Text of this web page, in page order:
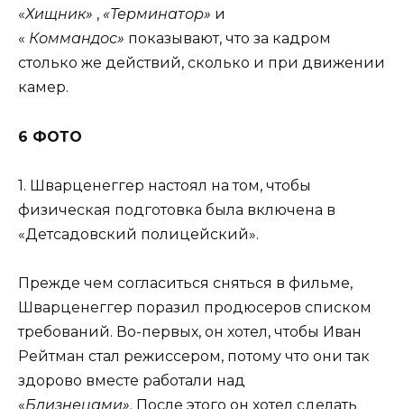
«Хищник» , «Терминатор» и
« Коммандос» показывают, что за кадром
столько же действий, сколько и при движении
камер.
6 ФОТО
1. Шварценеггер настоял на том, чтобы
физическая подготовка была включена в
«Детсадовский полицейский».
Прежде чем согласиться сняться в фильме,
Шварценеггер поразил продюсеров списком
требований. Во-первых, он хотел, чтобы Иван
Рейтман стал режиссером, потому что они так
здорово вместе работали над
«Близнецами». После этого он хотел сделать